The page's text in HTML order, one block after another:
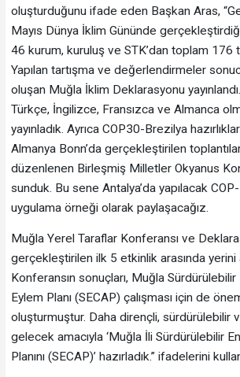
oluşturduğunu ifade eden Başkan Aras,
Mayıs Dünya İklim Gününde
46 kurum, kuruluş ve STK’dan toplam 176
Yapılan tartışma ve değerlendirmeler
oluşan Muğla İklim Deklarasyonu
Türkçe, İngilizce, Fransızca ve Almanca
yayınladık. Ayrıca COP30-Brezilya
Almanya Bonn’da gerçekleştirilen
düzenlenen Birleşmiş Milletler Okyanus
sunduk. Bu sene Antalya’da yapılacak
uygulama örneği olarak paylaşacağız.
Muğla Yerel Taraflar Konferansı ve
gerçekleştirilen ilk 5 etkinlik arasında yerini
Konferansın sonuçları, Muğla
Eylem Planı (SECAP) çalışması için de
oluşturmuştur. Daha dirençli, sürdürülebilir
gelecek amacıyla ‘Muğla İli Sürdürülebilir
Planını (SECAP)’ hazırladık.” ifadelerini